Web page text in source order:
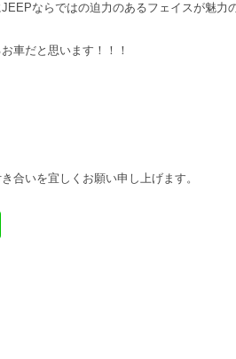
ならではの迫力のあるフェイスが魅力
車だと思います！！！
合いを宜しくお願い申し上げます。